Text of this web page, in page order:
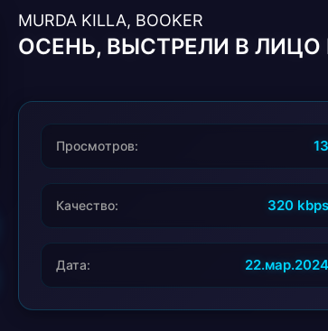
MURDA KILLA, BOOKER
ОСЕНЬ, ВЫСТРЕЛИ В
Просмотров: 13
Качество: 320 kbps
Дата: 22.мар.2024